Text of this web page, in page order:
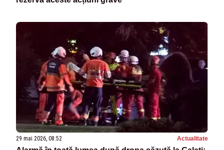
29 mai 2026, 08:52 Actualitate